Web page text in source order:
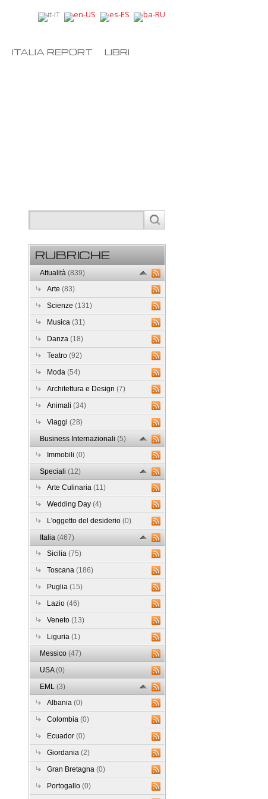
ITALIA REPORT LIBRI
RUBRICHE
Attualità(839)
Arte(83)
Scienze(131)
Musica(31)
Danza(18)
Teatro(92)
Moda(54)
Architettura e Design(7)
Animali(34)
Viaggi(28)
Business Internazionali(5)
Immobili(0)
Speciali(12)
Arte Culinaria(11)
Wedding Day(4)
L'oggetto del desiderio(0)
Italia(467)
Sicilia(75)
Toscana(186)
Puglia(15)
Lazio(46)
Veneto(13)
Liguria(1)
Messico(47)
USA(0)
EML(3)
Albania(0)
Colombia(0)
Ecuador(0)
Giordania(2)
Gran Bretagna(0)
Portogallo(0)